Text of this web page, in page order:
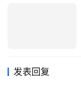
发表回复